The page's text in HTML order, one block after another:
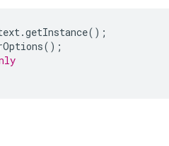
.getInstance();
();